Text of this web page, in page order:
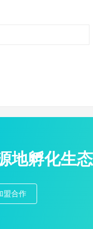
地孵化生
盟合作